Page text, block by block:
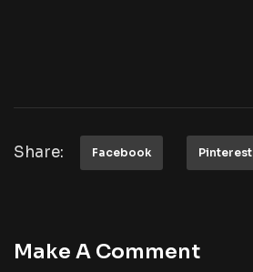
Share: Facebook Pinterest
Make A Comment